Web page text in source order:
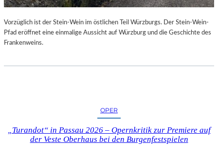
U
R
-
Vorzüglich ist der Stein-Wein im östlichen Teil Würzburgs. Der Stein-Wein-
Pfad eröffnet eine einmalige Aussicht auf Würzburg und die Geschichte des
Frankenweins.
OPER
„Turandot“ in Passau 2026 – Opernkritik zur Premiere auf
der Veste Oberhaus bei den Burgenfestspielen